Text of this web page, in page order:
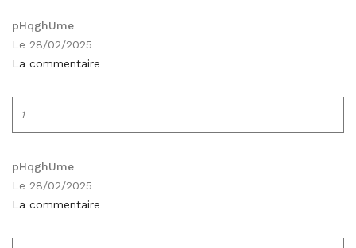
pHqghUme
Le 28/02/2025
La commentaire
1
pHqghUme
Le 28/02/2025
La commentaire